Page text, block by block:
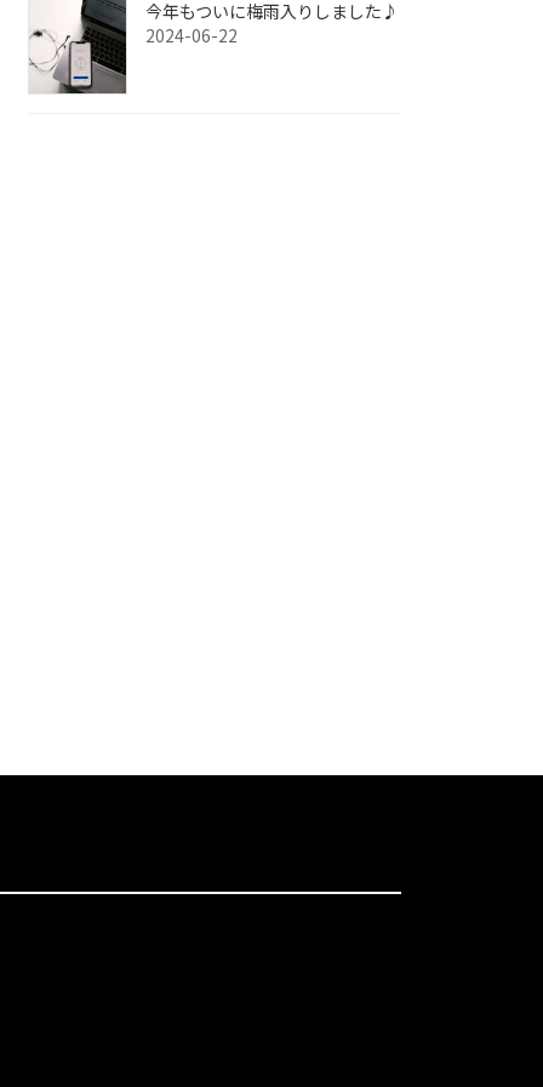
今年もついに梅雨入りしました♪
2024-06-22